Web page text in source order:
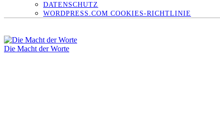
DATENSCHUTZ
WORDPRESS.COM COOKIES-RICHTLINIE
Die Macht der Worte